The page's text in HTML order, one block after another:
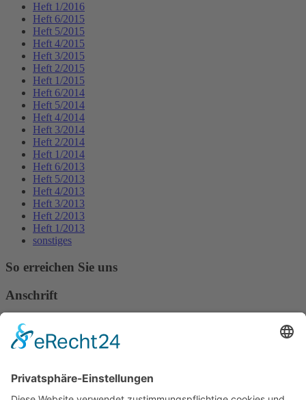
Heft 1/2016
Heft 6/2015
Heft 5/2015
Heft 4/2015
Heft 3/2015
Heft 2/2015
Heft 1/2015
Heft 6/2014
Heft 5/2014
Heft 4/2014
Heft 3/2014
Heft 2/2014
Heft 1/2014
Heft 6/2013
Heft 5/2013
Heft 4/2013
Heft 3/2013
Heft 2/2013
Heft 1/2013
sonstiges
So erreichen Sie uns
Anschrift
Verband Deutscher Tierheilpraktiker e.V.
Verbandsverwaltung
Am Rosenbraken 12
E-Mail